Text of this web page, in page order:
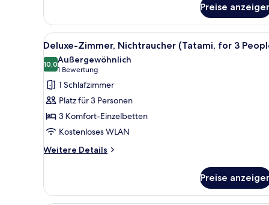
3
People)
Preise
Alle
Fotos
für
Deluxe-
Zimmer,
Nichtraucher
(Tatami,
for
3
Ein Hotelzimmer mit zwei
1
Deluxe-Zimmer, Nichtraucher (Tatami, for 3
10,010,0 von 10
Außergewöhnlich
1 Bewertung
(1
Bewertung)
1 Schlafzimmer
Platz für 3 Personen
3 Komfort-Einzelbetten
Kostenloses WLAN
Weitere Details
Weitere
Zimmer,
Preise